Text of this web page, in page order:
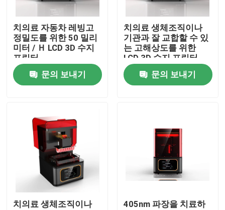
레이저는 3D 프린터를 금속을 입힙니다
치아 금속 3D 프린터
DLMS 3D 프린터
LCD 3D 프린터
감광성 수지
치의료 자동차 레빙고
정밀도를 위한 50 밀리
미터 / Ｈ LCD 3D 수지
프린터
문의 보내기
치의료 생체조직이나
기관과 잘 교합할 수 있
는 고해상도를 위한
LCD 3D 수지 프린터
문의 보내기
치의료 생체조직이나
405nm 파장을 치료하